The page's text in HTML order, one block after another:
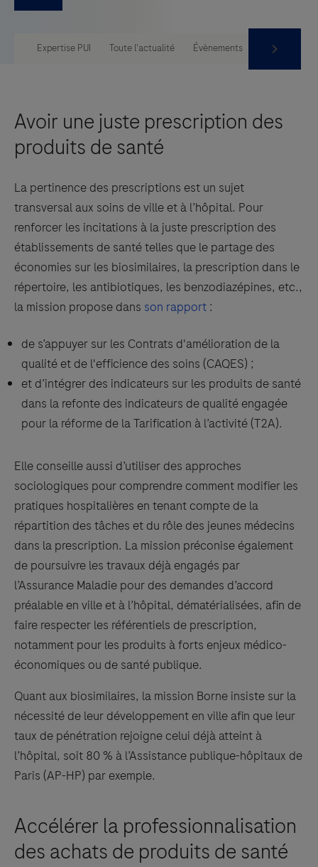
Expertise PUI Toute l'actualité Évènements Comité des
Avoir une juste prescription des
produits de santé
La pertinence des prescriptions est un sujet
transversal aux soins de ville et à l’hôpital. Pour
renforcer les incitations à la juste prescription des
établissements de santé telles que le partage des
économies sur les biosimilaires, la prescription dans le
répertoire, les antibiotiques, les benzodiazépines, etc.,
la mission propose dans son rapport :
de s’appuyer sur les Contrats d'amélioration de la
qualité et de l'efficience des soins (CAQES) ;
et d’intégrer des indicateurs sur les produits de santé
dans la refonte des indicateurs de qualité engagée
pour la réforme de la Tarification à l’activité (T2A).
Elle conseille aussi d’utiliser des approches
sociologiques pour comprendre comment modifier les
pratiques hospitalières en tenant compte de la
répartition des tâches et du rôle des jeunes médecins
dans la prescription. La mission préconise également
de poursuivre les travaux déjà engagés par
l’Assurance Maladie pour des demandes d’accord
préalable en ville et à l’hôpital, dématérialisées, afin de
faire respecter les référentiels de prescription,
notamment pour les produits à forts enjeux médico-
économiques ou de santé publique.
Quant aux biosimilaires, la mission Borne insiste sur la
nécessité de leur développement en ville afin que leur
taux de pénétration rejoigne celui déjà atteint à
l’hôpital, soit 80 % à l’Assistance publique-hôpitaux de
Paris (AP-HP) par exemple.
Accélérer la professionnalisation
des achats de produits de santé